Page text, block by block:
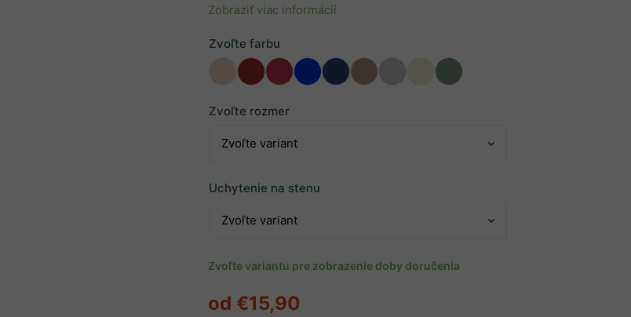
od €15,90
Zvoľte variantu pre zobrazenie doby doručenia
Zvoľte farbu
Zvoľte rozmer
Uchytenie na stenu
Zobraziť viac informácií